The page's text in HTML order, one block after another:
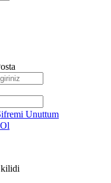
Unuttum
kilidi